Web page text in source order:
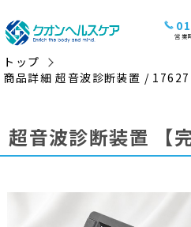
営業
トップ
商品詳細 超音波診断装置 /
超音波診断装置 【